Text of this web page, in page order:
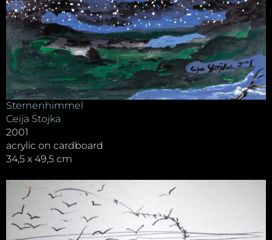
Sternenhimmel
Ceija Stojka
2001
acrylic on cardboard
34,5 x 49,5 cm